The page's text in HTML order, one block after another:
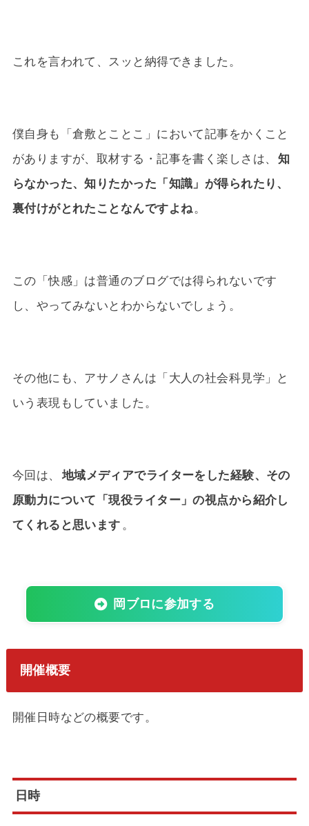
これを言われて、スッと納得できました。
僕自身も「倉敷とことこ」において記事をかくこと
がありますが、取材する・記事を書く楽しさは、 知
らなかった、知りたかった「知識」が得られたり、
裏付けがとれたことなんですよね。
この「快感」は普通のブログでは得られないです
し、やってみないとわからないでしょう。
その他にも、アサノさんは「大人の社会科見学」と
いう表現もしていました。
今回は、
地域メディアでライターをした経験、その
原動力について「現役ライター」の視点から紹介し
てくれると思います 。
岡ブロに参加する
開催概要
開催日時などの概要です。
日時